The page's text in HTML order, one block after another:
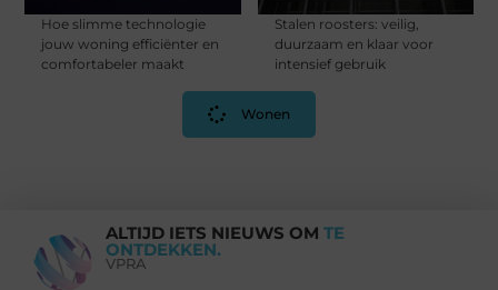
Hoe slimme technologie
jouw woning efficiënter en
comfortabeler maakt
Stalen roosters: veilig,
duurzaam en klaar voor
intensief gebruik
Wonen
ALTIJD IETS NIEUWS OM TE
ONTDEKKEN.
VPRA